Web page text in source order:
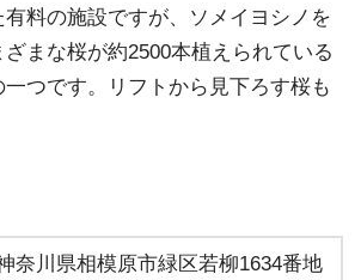
料の施設ですが、ソメイヨシノを
まな桜が約2500本植えられている
つです。リフトから見下ろす桜も
奈川県相模原市緑区若柳1634番地